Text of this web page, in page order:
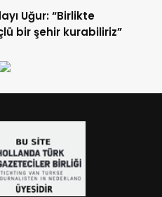
Uğur: “Birlikte
bir şehir kurabiliriz”